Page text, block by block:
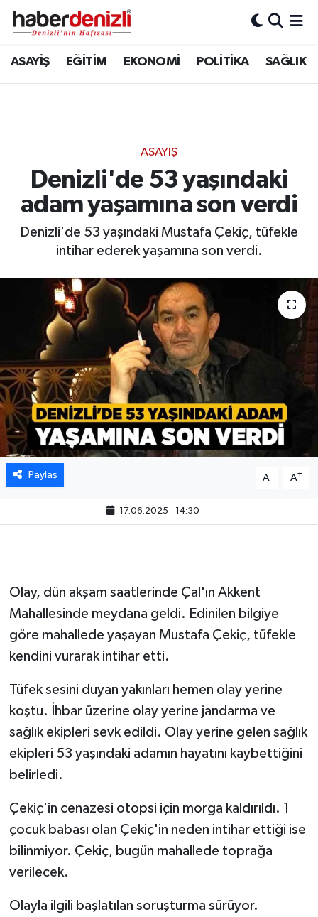
ASAYİŞ EĞİTİM EKONOMİ POLİTİKA SAĞLIK
ASAYİŞ
Denizli'de 53 yaşındaki
adam yaşamına son verdi
Denizli'de 53 yaşındaki Mustafa Çekiç, tüfekle
intihar ederek yaşamına son verdi.
Paylaş A- A+
17.06.2025 - 14:30
Olay, dün akşam saatlerinde Çal'ın Akkent
Mahallesinde meydana geldi. Edinilen bilgiye
göre mahallede yaşayan Mustafa Çekiç, tüfekle
kendini vurarak intihar etti.
Tüfek sesini duyan yakınları hemen olay yerine
koştu. İhbar üzerine olay yerine jandarma ve
sağlık ekipleri sevk edildi. Olay yerine gelen sağlık
ekipleri 53 yaşındaki adamın hayatını kaybettiğini
belirledi.
Çekiç'in cenazesi otopsi için morga kaldırıldı. 1
çocuk babası olan Çekiç'in neden intihar ettiği ise
bilinmiyor. Çekiç, bugün mahallede toprağa
verilecek.
Olayla ilgili başlatılan soruşturma sürüyor.
Denizli Nöbetçi Eczaneler
Tüm Manşetler
Son Dakika Haberleri